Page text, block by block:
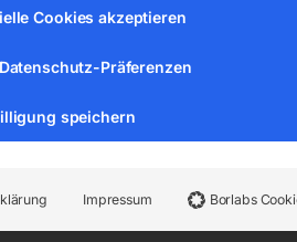
Cookies akzeptieren
Präferenzen
speichern
Impressum Borlabs